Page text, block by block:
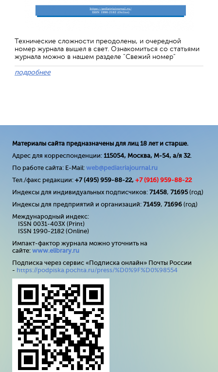
Технические сложности преодолены, и очередной
номер журнала вышел в свет. Ознакомиться со статьями
журнала можно в нашем разделе "Свежий номер"
подробнее
Материалы сайта предназначены для лиц 18 лет и старше.
Адрес для корреспонденции: 115054, Москва, М-54, а/я 32.
По работе сайта: E-Mail: web@pediatriajournal.ru
Тел./факс редакции: +7 (495) 959-88-22, +7 (916) 959-88-22
Индексы для индивидуальных подписчиков: 71458, 71695(год)
Индексы для предприятий и организаций: 71459, 71696 (год)
Международный индекс:
ISSN 0031-403X (Print)
ISSN 1990-2182 (Online)
Импакт-фактор журнала можно уточнить на
сайте: www.elibrary.ru
Подписка через сервис «Подписка онлайн» Почты России
- https://podpiska.pochta.ru/press/%D0%9F%D0%98554